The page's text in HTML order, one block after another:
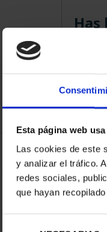
Esta página web
Las cookies de este
y analizar el tráfico.
redes sociales,
que hayan
Has
5